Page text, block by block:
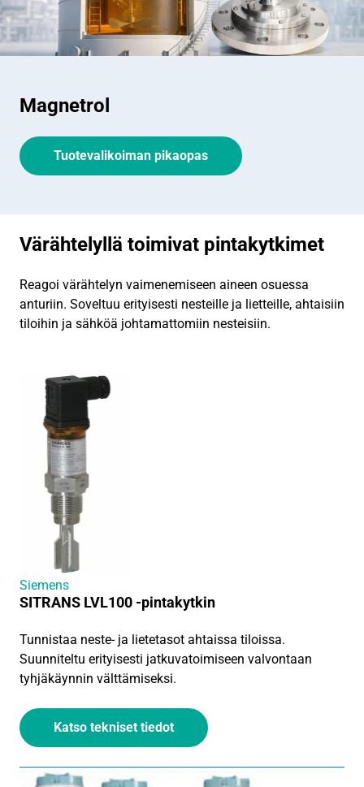
Magnetrol
Tuotevalikoiman pikaopas
Värähtelyllä toimivat pintakytkimet
Reagoi värähtelyn vaimenemiseen aineen osuessa
anturiin. Soveltuu erityisesti nesteille ja lietteille, ahtaisiin
tiloihin ja sähköä johtamattomiin nesteisiin.
Siemens
SITRANS LVL100 -pintakytkin
Tunnistaa neste- ja lietetasot ahtaissa tiloissa.
Suunniteltu erityisesti jatkuvatoimiseen valvontaan
tyhjäkäynnin välttämiseksi.
Katso tekniset tiedot